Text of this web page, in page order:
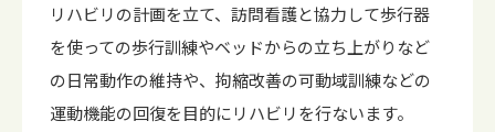
リハビリの計画を立て、訪問看護と協力して歩行器
を使っての歩行訓練やベッドからの立ち上がりなど
の日常動作の維持や、拘縮改善の可動域訓練などの
運動機能の回復を目的にリハビリを行ないます。